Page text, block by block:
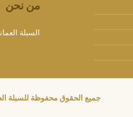
من نحن
السبلة
جميع الحقوق محفوظة للسبلة